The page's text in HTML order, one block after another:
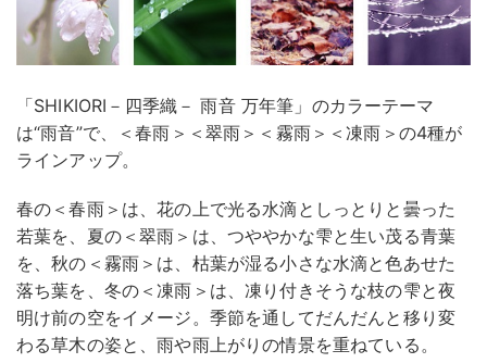
「SHIKIORI－四季織－ 雨音 万年筆」のカラーテーマ
は“雨音”で、＜春雨＞＜翠雨＞＜霧雨＞＜凍雨＞の4種が
ラインアップ。
春の＜春雨＞は、花の上で光る水滴としっとりと曇った
若葉を、夏の＜翠雨＞は、つややかな雫と生い茂る青葉
を、秋の＜霧雨＞は、枯葉が湿る小さな水滴と色あせた
落ち葉を、冬の＜凍雨＞は、凍り付きそうな枝の雫と夜
明け前の空をイメージ。季節を通してだんだんと移り変
わる草木の姿と、雨や雨上がりの情景を重ねている。